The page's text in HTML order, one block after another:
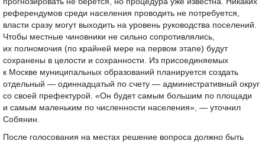
референдумов среди населения проводить не потребуется,
власти сразу могут выходить на уровень руководства поселений.
Чтобы местные чиновники не сильно сопротивлялись,
их полномочия (по крайней мере на первом этапе) будут
сохранены в целости и сохранности. Из присоединяемых
к Москве муниципальных образований планируется создать
отдельный — одиннадцатый по счету — административный округ
со своей префектурой. «Он будет самым большим по площади
и самым маленьким по численности населения», — уточнил
Собянин.
После голосования на местах решение вопроса должно быть